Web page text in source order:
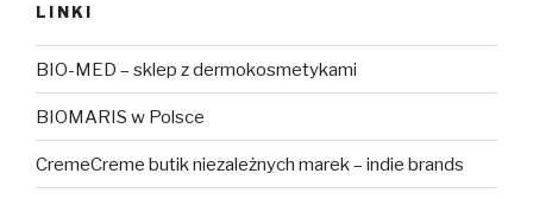
LINKI
BIO-MED – sklep z dermokosmetykami
BIOMARIS w Polsce
CremeCreme butik niezależnych marek – indie brands